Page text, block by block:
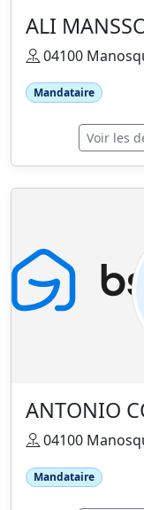
ALI
04100
Mandataire
Voir les
ANTONIO
04100
Mandataire